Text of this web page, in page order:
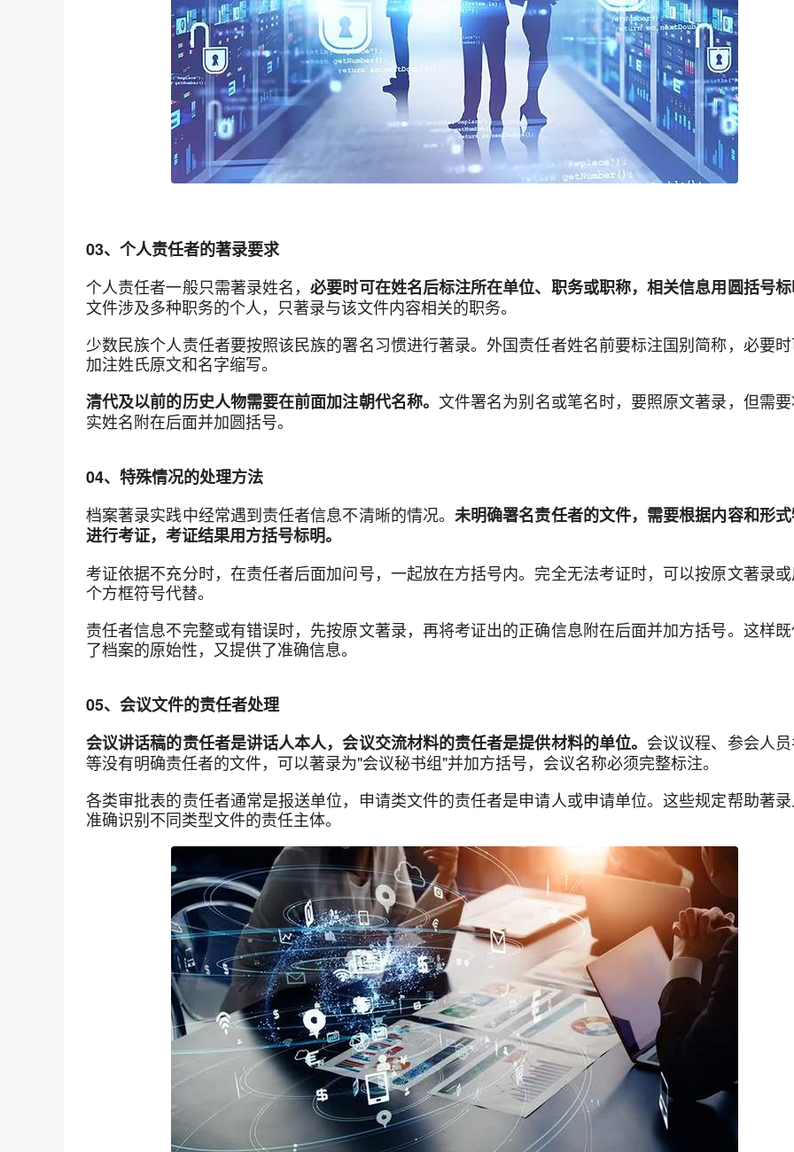
03、个人责任者的著录要求
个人责任者一般只需著录姓名，必要时可在姓名后标注所在单位、职务或职称，相关信息用圆括号标
文件涉及多种职务的个人，只著录与该文件内容相关的职务。
少数民族个人责任者要按照该民族的署名习惯进行著录。外国责任者姓名前要标注国别简称，必要
加注姓氏原文和名字缩写。
清代及以前的历史人物需要在前面加注朝代名称。 文件署名为别名或笔名时，要照原文著录，但需
实姓名附在后面并加圆括号。
04、特殊情况的处理方法
档案著录实践中经常遇到责任者信息不清晰的情况。未明确署名责任者的文件，需要根据内容和形
进行考证，考证结果用方括号标明。
考证依据不充分时，在责任者后面加问号，一起放在方括号内。完全无法考证时，可以按原文著录
个方框符号代替。
责任者信息不完整或有错误时，先按原文著录，再将考证出的正确信息附在后面并加方括号。这样
了档案的原始性，又提供了准确信息。
05、会议文件的责任者处理
会议讲话稿的责任者是讲话人本人，会议交流材料的责任者是提供材料的单位。 会议议程、参会人
等没有明确责任者的文件，可以著录为"会议秘书组"并加方括号，会议名称必须完整标注。
各类审批表的责任者通常是报送单位，申请类文件的责任者是申请人或申请单位。这些规定帮助著
准确识别不同类型文件的责任主体。